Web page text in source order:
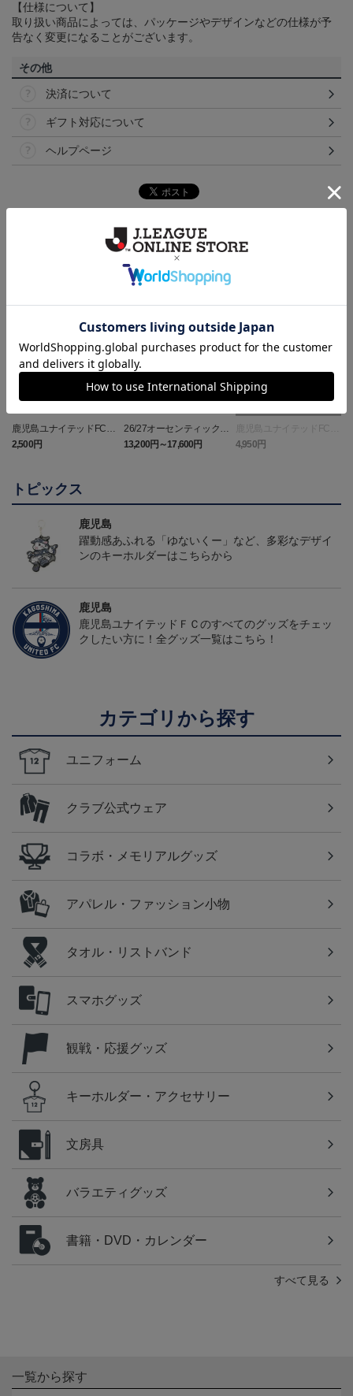
【仕様について】
取り扱い商品によっては、パッケージやデザインなどの仕様が予
告なく変更になることがございます。
その他
決済について
ギフト対応について
ヘルプページ
NEW
鹿児島ユナイテッドFC
バクーダ タオルマフラ
ー
2,500円
26/27オーセンティックユ
ニフォーム（FP1st）
13,200円～17,600円
鹿児島ユナイテッドFC
バクーダ Tシャツ BLACK
4,950円
トピックス
鹿児島
躍動感あふれる「ゆないくー」など、多彩なデザイ
ンのキーホルダーはこちらから
鹿児島
鹿児島ユナイテッドＦＣのすべてのグッズをチェッ
クしたい方に！全グッズ一覧はこちら！
カテゴリから探す
ユニフォーム
クラブ公式ウェア
コラボ・メモリアルグッズ
アパレル・ファッション小物
タオル・リストバンド
スマホグッズ
観戦・応援グッズ
キーホルダー・アクセサリー
文房具
バラエティグッズ
書籍・DVD・カレンダー
すべて見る
一覧から探す